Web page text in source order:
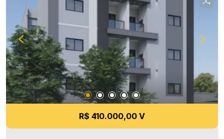
R$ 410.000,00 V